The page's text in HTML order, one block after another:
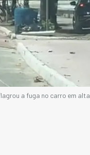
a fuga no carro em alta